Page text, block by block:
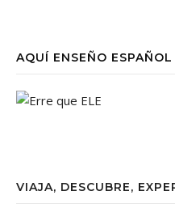
AQUÍ ENSEÑO
VIAJA, DESCUBRE,